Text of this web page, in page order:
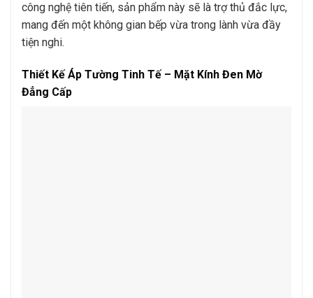
công nghệ tiên tiến, sản phẩm này sẽ là trợ thủ đắc lực,
mang đến một không gian bếp vừa trong lành vừa đầy
tiện nghi.
Thiết Kế Áp Tường Tinh Tế – Mặt Kính Đen Mờ
Đẳng Cấp